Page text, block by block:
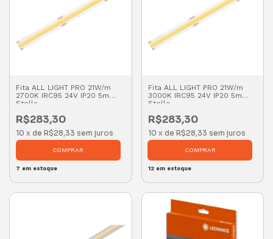
Fita ALL LIGHT PRO 21W/m
2700K IRC95 24V IP20 5m
Stella
R$283,30
10 x de R$28,33 sem juros
7 em estoque
Fita ALL LIGHT PRO 21W/m
3000K IRC95 24V IP20 5m
Stella
R$283,30
10 x de R$28,33 sem juros
12em estoque